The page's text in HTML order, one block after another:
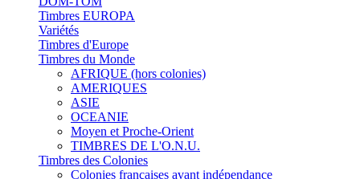
Timbres EUROPA
Variétés
Timbres d'Europe
Timbres du Monde
AFRIQUE (hors colonies)
AMERIQUES
ASIE
OCEANIE
Moyen et Proche-Orient
TIMBRES DE L'O.N.U.
Timbres des Colonies
Colonies françaises avant indépendance